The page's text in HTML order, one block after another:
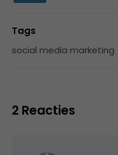
Tags
social media marketing
2 Reacties